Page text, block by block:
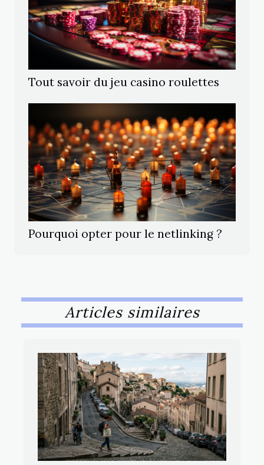
Tout savoir du jeu casino roulettes
Pourquoi opter pour le netlinking ?
Articles similaires